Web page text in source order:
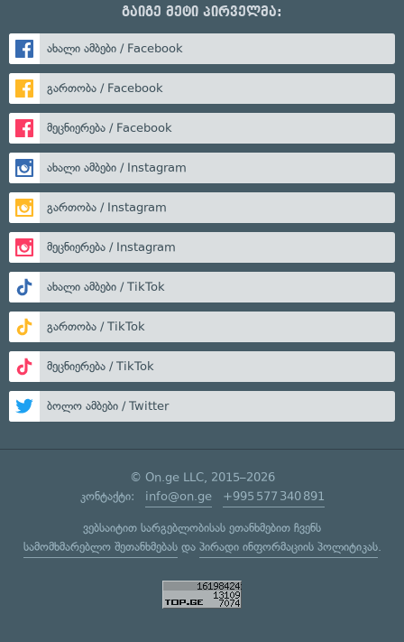
გაიგე მეტი პირველმა:
ახალი ამბები / Facebook
გართობა / Facebook
მეცნიერება / Facebook
ახალი ამბები / Instagram
გართობა / Instagram
მეცნიერება / Instagram
ახალი ამბები / TikTok
გართობა / TikTok
მეცნიერება / TikTok
ბოლო ამბები / Twitter
© On.ge LLC, 2015–2026
კონტაქტი: info@on.ge +995 577 340 891
ვებსაიტით სარგებლობისას ეთანხმებით ჩვენს
სამომხმარებლო შეთანხმებასდა პირადი ინფორმაციის პოლიტიკას.